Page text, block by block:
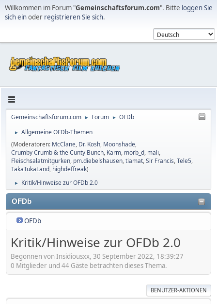
Willkommen im Forum "Gemeinschaftsforum.com". Bitte loggen Sie
sich einoder registrieren Sie sich.
Gemeinschaftsforum.com ► Forum ► OFDb
►
Allgemeine OFDb-Themen
(Moderatoren: McClane, Dr. Kosh, Moonshade,
Crumby Crumb & the Cunty Bunch, Karm, morb_d, mali,
Fleischsalatmitgurken, pm.diebelshausen,tiamat,Sir Francis,Tele5,
TakaTukaLand, highdeffreak)
► Kritik/Hinweise zur OFDb 2.0
OFDb
OFDb
Kritik/Hinweise zur OFDb 2.0
Begonnen von Insidiousxx, 30 September 2022, 18:39:27
0 Mitglieder und 44 Gäste betrachten dieses Thema.
BENUTZER-AKTIONEN